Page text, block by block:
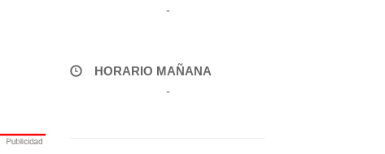
-
HORARIO MAÑANA
-